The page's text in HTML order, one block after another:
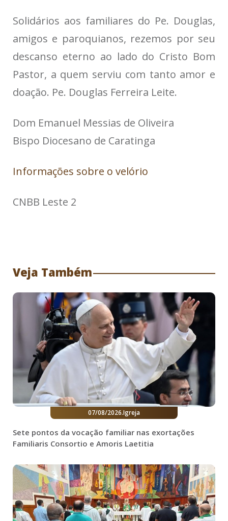
Solidários aos familiares do Pe. Douglas,
amigos e paroquianos, rezemos por seu
descanso eterno ao lado do Cristo Bom
Pastor, a quem serviu com tanto amor e
doação. Pe. Douglas Ferreira Leite.
Dom Emanuel Messias de Oliveira
Bispo Diocesano de Caratinga
Informações sobre o velório
CNBB Leste 2
Veja Também
07/08/2026.Igreja
Sete pontos da vocação familiar nas exortações
Familiaris Consortio e Amoris Laetitia